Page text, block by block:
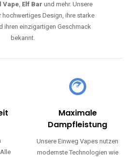
Vape, Elf Bar und mehr. Unsere
hochwertiges Design, ihre starke
ihren einzigartigen Geschmack
bekannt.
Maximale
Dampfleistung
Unsere Einweg Vapes nutzen
modernste Technologien wie